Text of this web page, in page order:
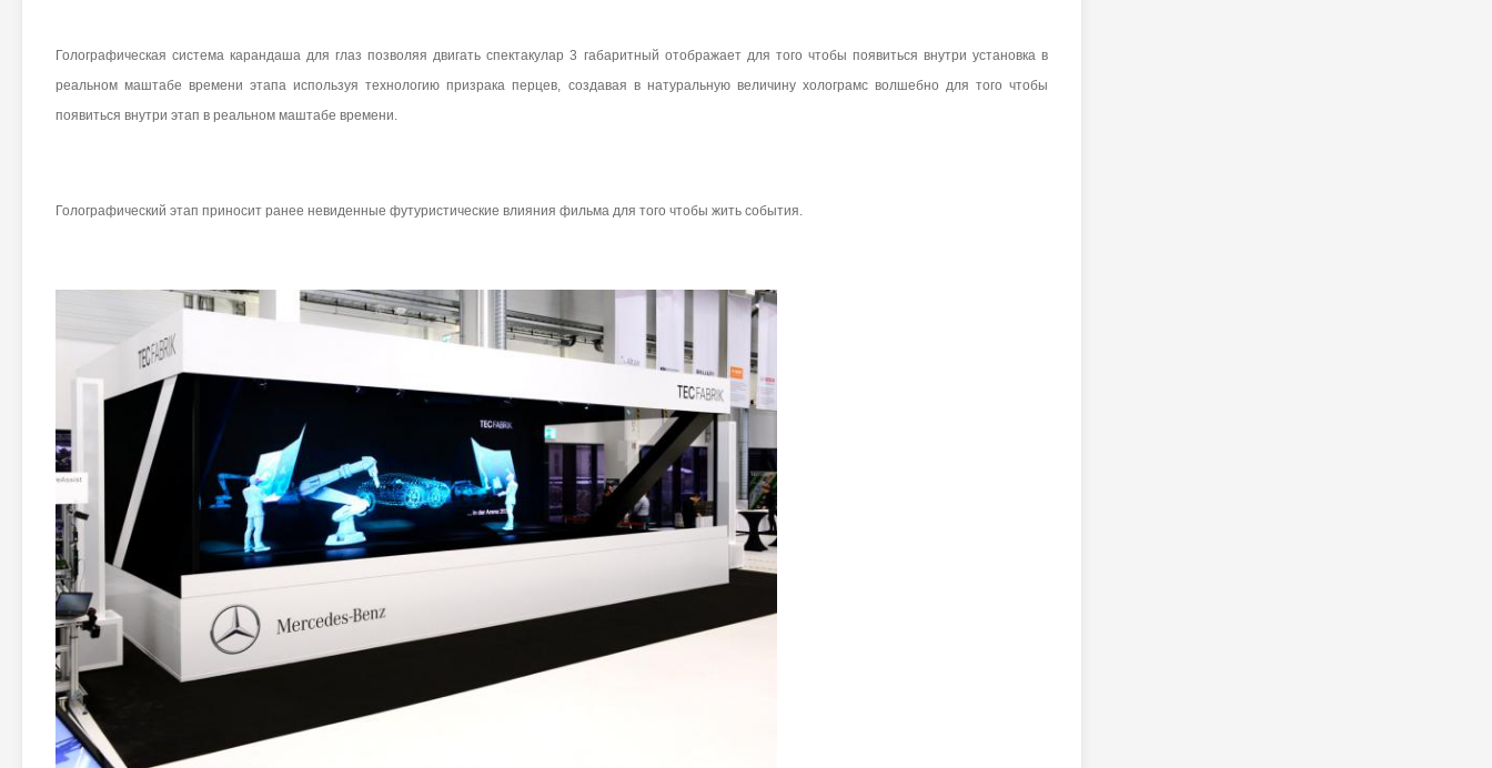
Голографическая система карандаша для глаз позволяя двигать спектакулар 3 габаритный отображает для того чтобы появиться внутри установка в
реальном маштабе времени этапа используя технологию призрака перцев, создавая в натуральную величину холограмс волшебно для того чтобы
появиться внутри этап в реальном маштабе времени.
Голографический этап приносит ранее невиденные футуристические влияния фильма для того чтобы жить события.